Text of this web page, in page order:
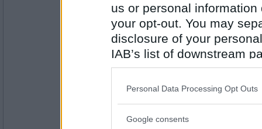
us or personal
your opt-out. You may
disclosure of your
IAB’s list of downstream
also be disclosed by us
Downstream Participants
Please note that this
Personal Data Processing Opt Outs
Google consents
Antall innlegg:
1984
"lov" :)
God bedring, Cygnus!:)